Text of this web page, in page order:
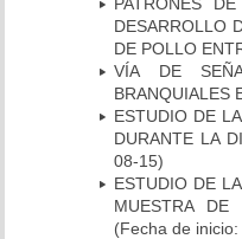
DESARROLLO
DE POLLO
VÍA DE
BRANQUIALES
ESTUDIO DE
DURANTE LA
08-15)
ESTUDIO DE
MUESTRA DE
(Fecha de